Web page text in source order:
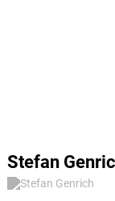
Stefan